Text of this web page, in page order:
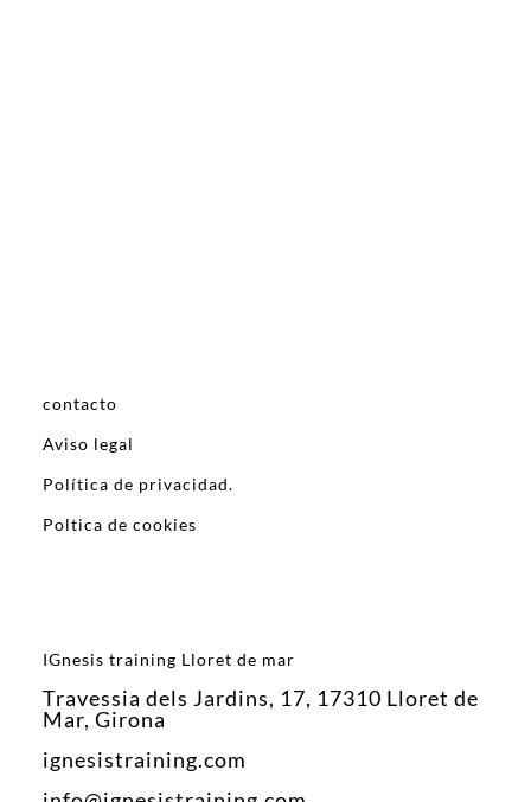
contacto
Aviso legal
Política de privacidad.
Poltica de cookies
IGnesis training Lloret de mar
Travessia dels Jardins, 17, 17310 Lloret de
Mar, Girona
ignesistraining.com